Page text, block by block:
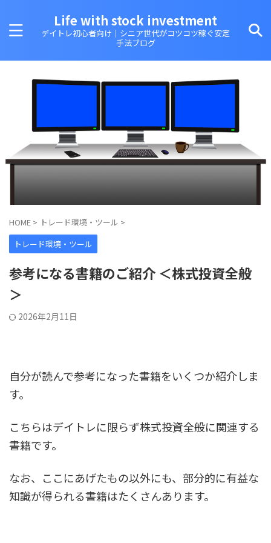
Life with stock investment
デイトレ初心者向け｜シニア世代がコツコツ稼ぐ安定
手法ブログ
HOME > トレード環境・ツール >
トレード環境・ツール
参考になる書籍のご紹介 ＜株式投資全般
＞
2026年2月11日
自分が読んで参考になった書籍をいくつか紹介しま
す。
こちらはデイトレに限らず株式投資全般に関連する
書籍です。
なお、ここにあげたもの以外にも、部分的に有益な
知識が得られる書籍はたくさんあります。